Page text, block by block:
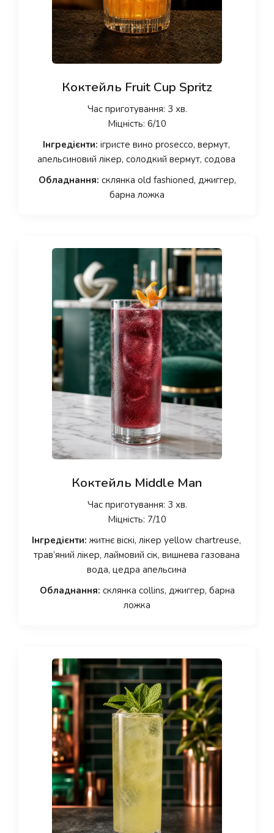
Коктейль Fruit Cup Spritz
Час приготування: 3 хв.
Міцність: 6/10
Інгредієнти: ігристе вино prosecco, вермут,
апельсиновий лікер, солодкий вермут, содова
Обладнання: склянка old fashioned, джиггер,
барна ложка
Коктейль Middle Man
Час приготування: 3 хв.
Міцність: 7/10
Інгредієнти: житнє віскі, лікер yellow chartreuse,
трав’яний лікер, лаймовий сік, вишнева газована
вода, цедра апельсина
Обладнання: склянка collins, джиггер, барна
ложка